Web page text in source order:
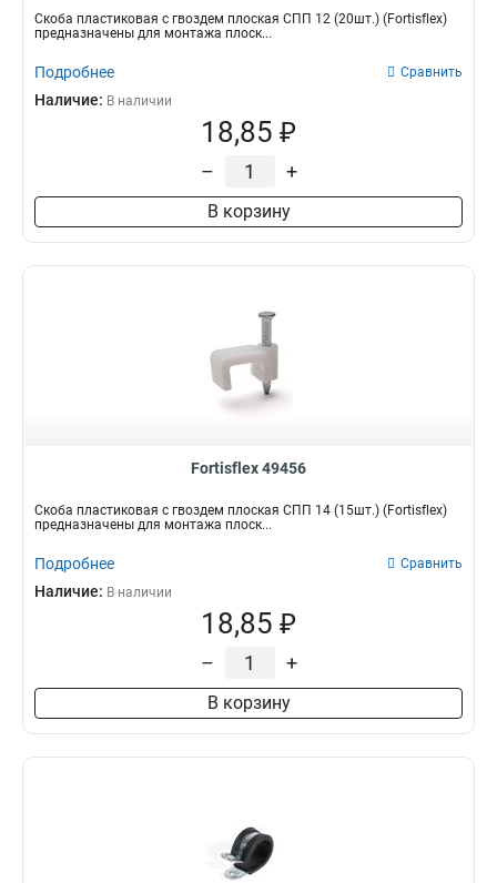
Скоба пластиковая с гвоздем плоская СПП 12 (20шт.) (Fortisflex)
предназначены для монтажа плоск...
Подробнее Сравнить
Наличие: В наличии
18,85 ₽
– +
В корзину
Fortisflex 49456
Скоба пластиковая с гвоздем плоская СПП 14 (15шт.) (Fortisflex)
предназначены для монтажа плоск...
Подробнее Сравнить
Наличие: В наличии
18,85 ₽
– +
В корзину